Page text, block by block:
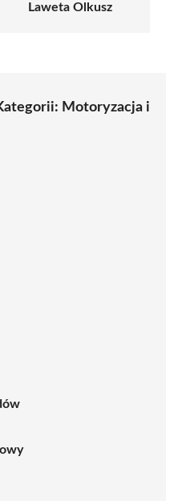
Laweta Olkusz
Motoryzacja i